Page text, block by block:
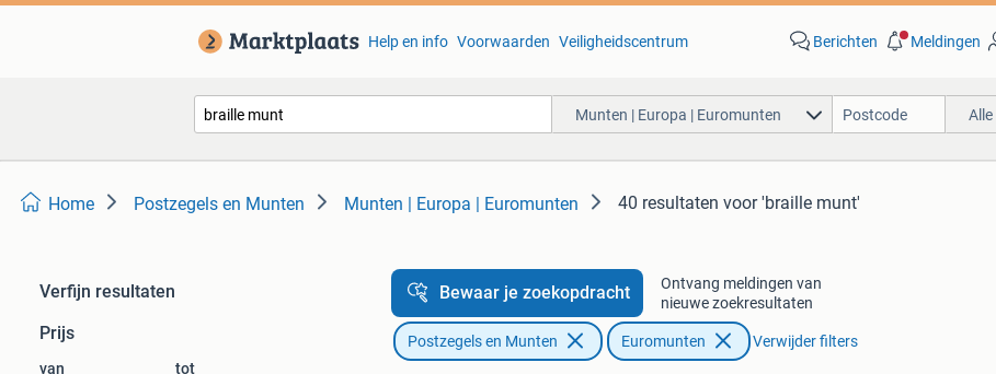
Help en info Voorwaarden Veiligheidscentrum Berichten Meldingen
Munten | Europa | Euromunten
Home Postzegels en Munten Munten | Europa | Euromunten 40 resultaten voor 'braille munt'
Verfijn resultaten
Prijs
van tot
Bewaar je zoekopdracht
Ontvang meldingen van
nieuwe zoekresultaten
Postzegels en Munten Euromunten Verwijder filters